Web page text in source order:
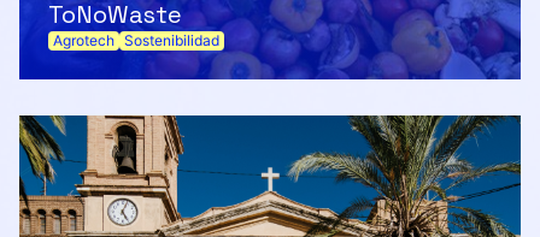
ToNoWaste
Agrotech Sostenibilidad